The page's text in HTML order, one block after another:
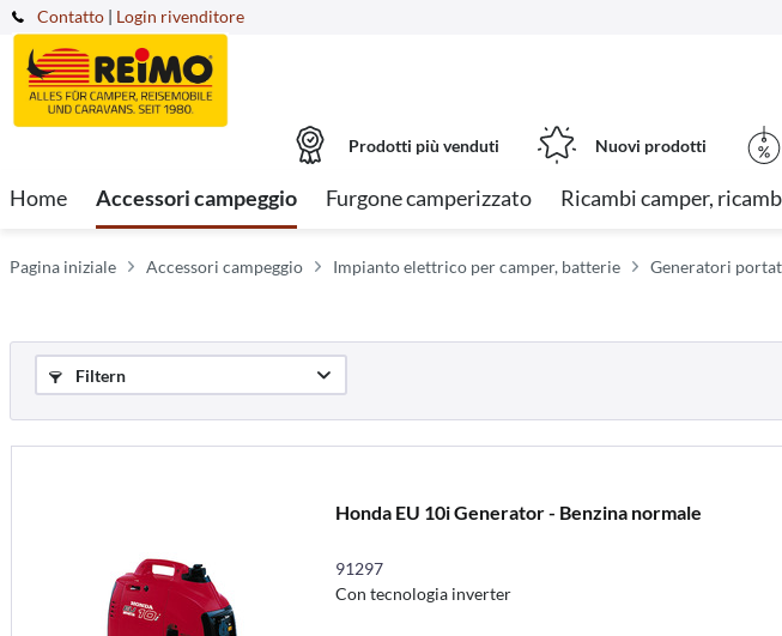
Contatto | Login rivenditore
Prodotti più venduti Nuovi prodotti
Home Accessori campeggio Furgone camperizzato Ricambi camper,
Pagina iniziale Accessori campeggio Impianto elettrico per camper, batterie Generatori
Filtern
Honda EU 10i Generator - Benzina normale
91297
Con tecnologia inverter